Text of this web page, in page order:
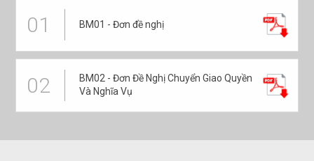
01 BM01 - Đơn đề nghị
02
BM02 - Đơn Đề Nghị Chuyển Giao Quyền
Và Nghĩa Vụ